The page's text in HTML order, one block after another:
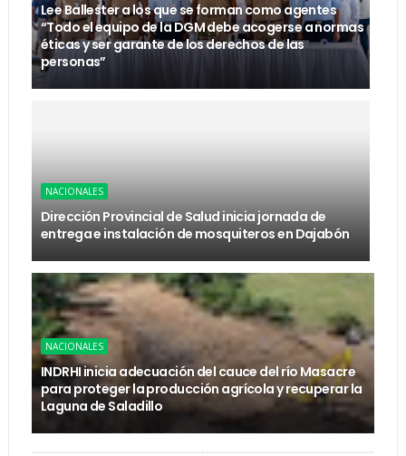
Lee Ballester a los que se forman como agentes
“Todo el equipo de la DGM debe acogerse a normas
éticas y ser garante de los derechos de las
personas”
NACIONALES
Dirección Provincial de Salud inicia jornada de
entrega e instalación de mosquiteros en Dajabón
NACIONALES
INDRHI inicia adecuación del cauce del río Masacre
para proteger la producción agrícola y recuperar la
Laguna de Saladillo